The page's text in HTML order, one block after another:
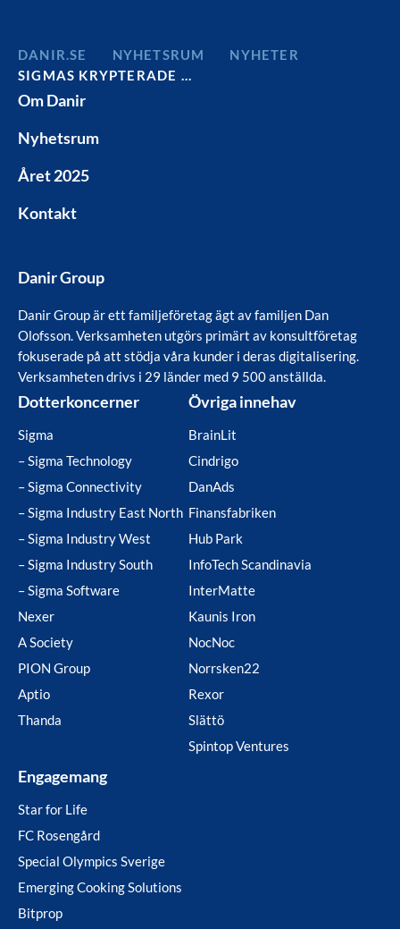
DANIR NYHETSRUM
NYHETER
SIGMAS KRYPTERADE …
Om Danir
Nyhetsrum
Året 2025
Kontakt
Danir Group
Danir Group är ett familjeföretag ägt av familjen Dan
Olofsson. Verksamheten utgörs primärt av konsultföretag
fokuserade på att stödja våra kunder i deras digitalisering.
Verksamheten drivs i 29 länder med 9 500 anställda.
Dotterkoncerner
Sigma
– Sigma Technology
– Sigma Connectivity
– Sigma Industry East North
– Sigma Industry West
– Sigma Industry South
– Sigma Software
Nexer
A Society
PION Group
Aptio
Thanda
Övriga innehav
BrainLit
Cindrigo
DanAds
Finansfabriken
Hub Park
InfoTech Scandinavia
InterMatte
Kaunis Iron
NocNoc
Norrsken22
Rexor
Slättö
Spintop Ventures
Engagemang
Star for Life
FC Rosengård
Special Olympics Sverige
Emerging Cooking Solutions
Bitprop